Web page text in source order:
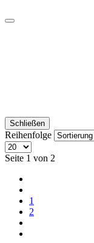
Schließen
Reihenfolge
Seite 1 von 2
1
2